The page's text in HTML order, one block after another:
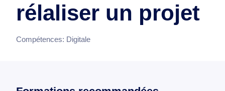
rélaliser un projet
Compétences: Digitale